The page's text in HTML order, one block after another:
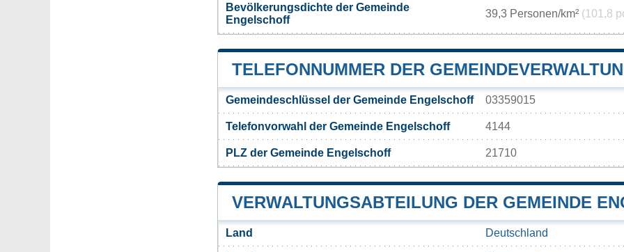
Bevölkerungsdichte der Gemeinde
Engelschoff
39,3 Personen/km² (101,8
TELEFONNUMMER DER
Gemeindeschlüssel der Gemeinde Engelschoff 03359015
Telefonvorwahl der Gemeinde Engelschoff 4144
PLZ der Gemeinde Engelschoff 21710
VERWALTUNGSABTEILUNG DER GEMEINDE
Land Deutschland